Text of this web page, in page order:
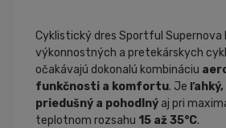
Cyklistický dres Sportful Supernova
výkonnostných a pretekárskych
očakávajú dokonalú kombináciu
funkčnosti a komfortu. Je
priedušný a pohodlný aj pri
teplotnom rozsahu 15 až 35°C.